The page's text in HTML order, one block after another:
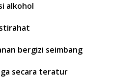
alkohol
bergizi seimbang
secara teratur